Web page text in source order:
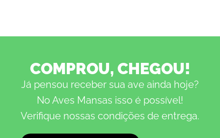
COMPROU, CHEGOU!
Já pensou receber sua ave ainda hoje?
No Aves Mansas isso é possível!
Verifique nossas condições de entrega.